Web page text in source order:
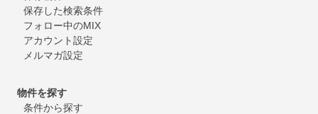
保存した検索条件
フォロー中のMIX
アカウント設定
メルマガ設定
物件を探す
条件から探す